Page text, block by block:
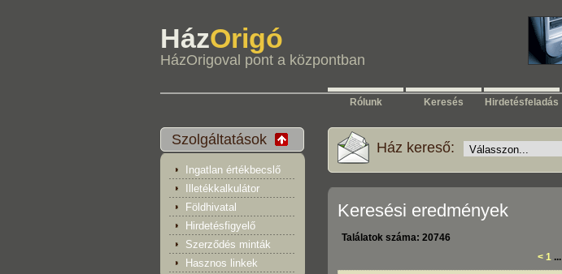
HázOrigó
HázOrigoval pont a központban
Rólunk Keresés Hirdetésfeladás
Szolgáltatások
Ingatlan értékbecslő
Illetékkalkulátor
Földhivatal
Hirdetésfigyelő
Szerződés minták
Hasznos linkek
Ház kereső:
Keresési eredmények
Találatok száma: 20746
< 1 ...